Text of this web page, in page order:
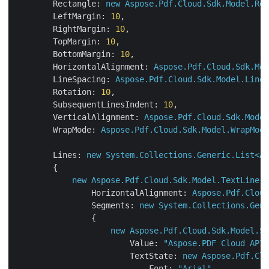
Rectangle: new
LeftMargin:
10,
RightMargin:
10,
TopMargin:
10,
BottomMargin:
10,
HorizontalAlignment:
LineSpacing:
Rotation:
10,
SubsequentLinesIndent:
10,
VerticalAlignment:
WrapMode:
Lines: new
        {
new Aspose.Pdf.Cloud.Sdk.Model.TextLine(
HorizontalAlignment:
Segments:
new
                {
new
Value:
"Aspose.PDF Cloud API"
TextState:
new